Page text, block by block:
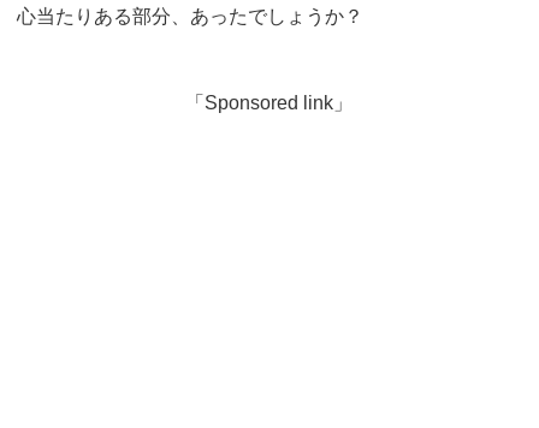
心当たりある部分、あったでしょうか？
「Sponsored link」